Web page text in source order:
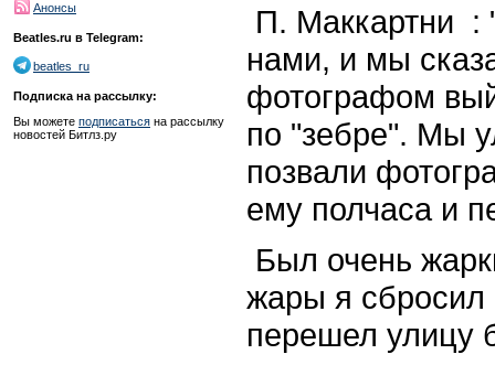
Анонсы
Beatles.ru в Telegram:
beatles_ru
Подписка на рассылку:
Вы можете подписаться на рассылку
новостей Битлз.ру
П. Маккартни :
нами, и мы
фотографом
по "зебре". Мы
позвали
ему полчаса и
Был очень
жары я сбросил
перешел